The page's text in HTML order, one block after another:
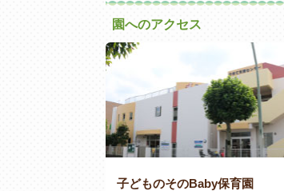
園へのアクセス
子どものそのBaby保育園